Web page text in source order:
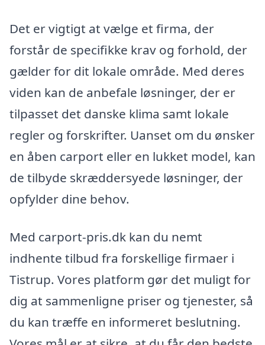
Det er vigtigt at vælge et firma, der
forstår de specifikke krav og forhold, der
gælder for dit lokale område. Med deres
viden kan de anbefale løsninger, der er
tilpasset det danske klima samt lokale
regler og forskrifter. Uanset om du ønsker
en åben carport eller en lukket model, kan
de tilbyde skræddersyede løsninger, der
opfylder dine behov.
Med carport-pris.dk kan du nemt
indhente tilbud fra forskellige firmaer i
Tistrup. Vores platform gør det muligt for
dig at sammenligne priser og tjenester, så
du kan træffe en informeret beslutning.